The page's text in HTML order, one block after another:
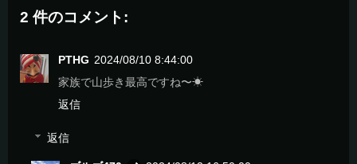
2 件のコメント:
PTHG 2024/08/10 8:44:00
家族で山歩き最高ですね〜☀
返信
返信